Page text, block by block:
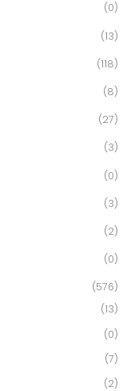
(0)
(13)
(118)
(8)
(27)
(3)
(0)
(3)
(2)
(0)
(576)
(13)
(0)
(7)
(2)